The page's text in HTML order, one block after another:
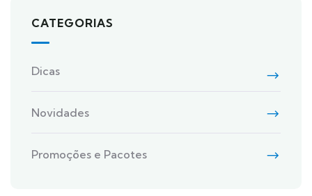
CATEGORIAS
Dicas
Novidades
Promoções e Pacotes